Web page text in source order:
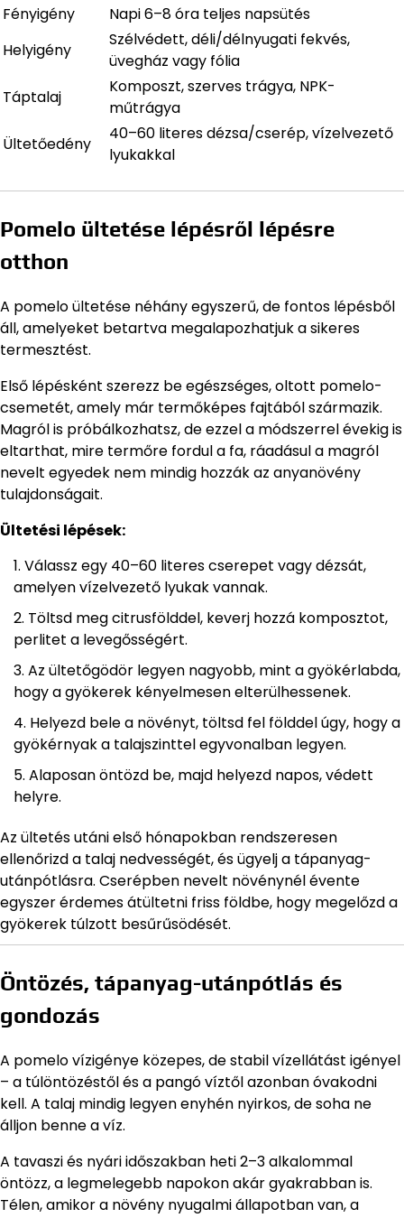
Fényigény
Napi 6–8 óra teljes napsütés
Helyigény
Szélvédett, déli/délnyugati fekvés,
üvegház vagy fólia
Táptalaj
Komposzt, szerves trágya, NPK-
műtrágya
Ültetőedény
40–60 literes dézsa/cserép, vízelvezető
lyukakkal
Pomelo ültetése lépésről lépésre
otthon
A pomelo ültetése néhány egyszerű, de fontos lépésből
áll, amelyeket betartva megalapozhatjuk a sikeres
termesztést.
Első lépésként szerezz be egészséges, oltott pomelo-
csemetét, amely már termőképes fajtából származik.
Magról is próbálkozhatsz, de ezzel a módszerrel évekig is
eltarthat, mire termőre fordul a fa, ráadásul a magról
nevelt egyedek nem mindig hozzák az anyanövény
tulajdonságait.
Ültetési lépések:
Válassz egy 40–60 literes cserepet vagy dézsát,
amelyen vízelvezető lyukak vannak.
Töltsd meg citrusfölddel, keverj hozzá komposztot,
perlitet a levegősségért.
Az ültetőgödör legyen nagyobb, mint a gyökérlabda,
hogy a gyökerek kényelmesen elterülhessenek.
Helyezd bele a növényt, töltsd fel földdel úgy, hogy a
gyökérnyak a talajszinttel egyvonalban legyen.
Alaposan öntözd be, majd helyezd napos, védett
helyre.
Az ültetés utáni első hónapokban rendszeresen
ellenőrizd a talaj nedvességét, és ügyelj a tápanyag-
utánpótlásra. Cserépben nevelt növénynél évente
egyszer érdemes átültetni friss földbe, hogy megelőzd a
gyökerek túlzott besűrűsödését.
Öntözés, tápanyag-utánpótlás és
gondozás
A pomelo vízigénye közepes, de stabil vízellátást igényel
– a túlöntözéstől és a pangó víztől azonban óvakodni
kell. A talaj mindig legyen enyhén nyirkos, de soha ne
álljon benne a víz.
A tavaszi és nyári időszakban heti 2–3 alkalommal
öntözz, a legmelegebb napokon akár gyakrabban is.
Télen, amikor a növény nyugalmi állapotban van, a